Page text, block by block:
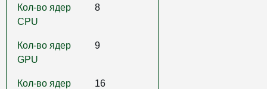
Кол-во ядер
CPU
8
Кол-во ядер
GPU
9
Кол-во ядер
16